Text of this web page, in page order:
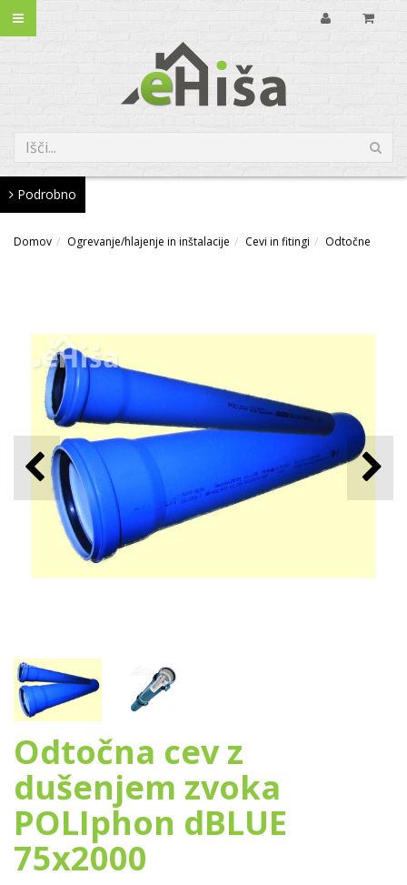
Podrobno
Domov Ogrevanje/hlajenje in inštalacije Cevi in fitingi Odtočne
Odtočna cev z
dušenjem zvoka
POLIphon dBLUE
75x2000